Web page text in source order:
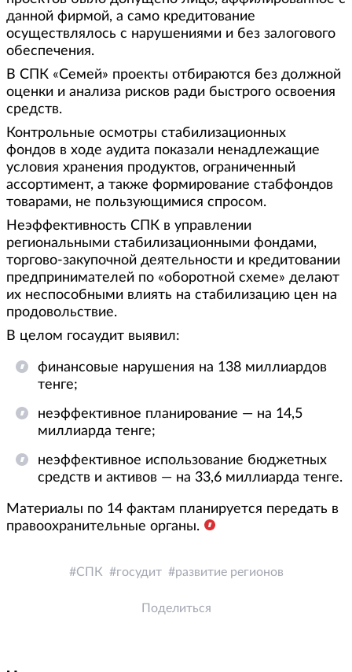
данной фирмой, а само кредитование
осуществлялось с нарушениями и без залогового
обеспечения.
В СПК «Семей» проекты отбираются без должной
оценки и анализа рисков ради быстрого освоения
средств.
Контрольные осмотры стабилизационных
фондов в ходе аудита показали ненадлежащие
условия хранения продуктов, ограниченный
ассортимент, а также формирование стабфондов
товарами, не пользующимися спросом.
Неэффективность СПК в управлении
региональными стабилизационными фондами,
торгово-закупочной деятельности и кредитовании
предпринимателей по «оборотной схеме» делают
их неспособными влиять на стабилизацию цен на
продовольствие.
В целом госаудит выявил:
финансовые нарушения на 138 миллиардов
тенге;
неэффективное планирование — на 14,5
миллиарда тенге;
неэффективное использование бюджетных
средств и активов — на 33,6 миллиарда тенге.
Материалы по 14 фактам планируется передать в
правоохранительные органы.
СПК госудит развитие регионов
Поделиться